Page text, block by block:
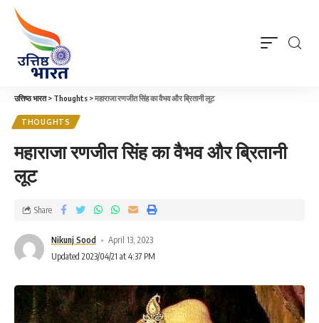
उत्तिष्ठ भारत> Thoughts >महाराजा रणजीत सिंह का वैभव और ब्रितानी लूट
THOUGHTS
महाराजा रणजीत सिंह का वैभव और ब्रितानी
लूट
Nikunj Sood
April 13, 2023
Updated 2023/04/21 at 4:37 PM
Share